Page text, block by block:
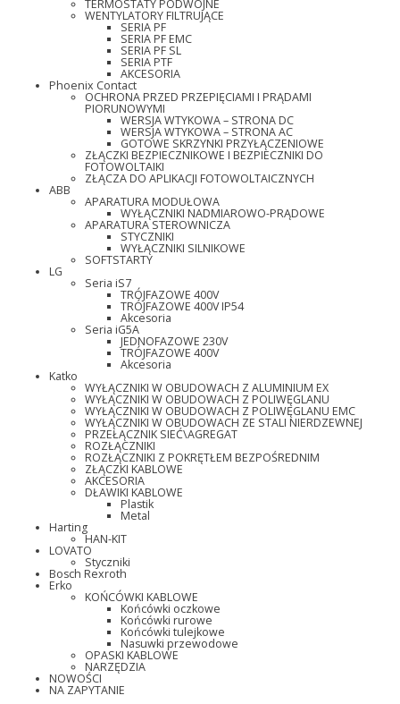
TERMOSTATY PODWÓJNE
WENTYLATORY FILTRUJĄCE
SERIA PF
SERIA PF EMC
SERIA PF SL
SERIA PTF
AKCESORIA
Phoenix Contact
OCHRONA PRZED PRZEPIĘCIAMI I PRĄDAMI
PIORUNOWYMI
WERSJA WTYKOWA – STRONA DC
WERSJA WTYKOWA – STRONA AC
GOTOWE SKRZYNKI PRZYŁĄCZENIOWE
ZŁĄCZKI BEZPIECZNIKOWE I BEZPIECZNIKI DO
FOTOWOLTAIKI
ZŁĄCZA DO APLIKACJI FOTOWOLTAICZNYCH
ABB
APARATURA MODUŁOWA
WYŁĄCZNIKI NADMIAROWO-PRĄDOWE
APARATURA STEROWNICZA
STYCZNIKI
WYŁĄCZNIKI SILNIKOWE
SOFTSTARTY
LG
Seria iS7
TRÓJFAZOWE 400V
TRÓJFAZOWE 400V IP54
Akcesoria
Seria iG5A
JEDNOFAZOWE 230V
TRÓJFAZOWE 400V
Akcesoria
Katko
WYŁĄCZNIKI W OBUDOWACH Z ALUMINIUM EX
WYŁĄCZNIKI W OBUDOWACH Z POLIWĘGLANU
WYŁĄCZNIKI W OBUDOWACH Z POLIWĘGLANU EMC
WYŁĄCZNIKI W OBUDOWACH ZE STALI NIERDZEWNEJ
PRZEŁĄCZNIK SIEĆ\AGREGAT
ROZŁĄCZNIKI
ROZŁĄCZNIKI Z POKRĘTŁEM BEZPOŚREDNIM
ZŁĄCZKI KABLOWE
AKCESORIA
DŁAWIKI KABLOWE
Plastik
Metal
Harting
HAN-KIT
LOVATO
Styczniki
Bosch Rexroth
Erko
KOŃCÓWKI KABLOWE
Końcówki oczkowe
Końcówki rurowe
Końcówki tulejkowe
Nasuwki przewodowe
OPASKI KABLOWE
NARZĘDZIA
NOWOŚCI
NA ZAPYTANIE